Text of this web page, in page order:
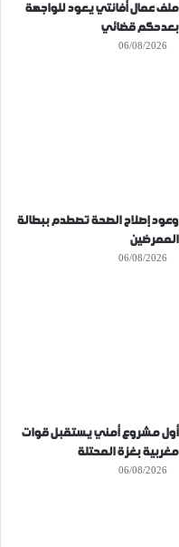
ملف عمال أفانتي يعود للواجهة
بعدحكم قضائي
06/08/2026
وعود إصلاح الصحة تصطدم ببطالة
الممرضين
06/08/2026
أول مشروع أمني يستقبل قوات
مغربية بغزة المحتلة
06/08/2026